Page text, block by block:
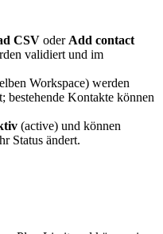
CSV oder Add contact
validiert und im
Workspace) werden
bestehende Kontakte können
(active) und können
Status ändert.